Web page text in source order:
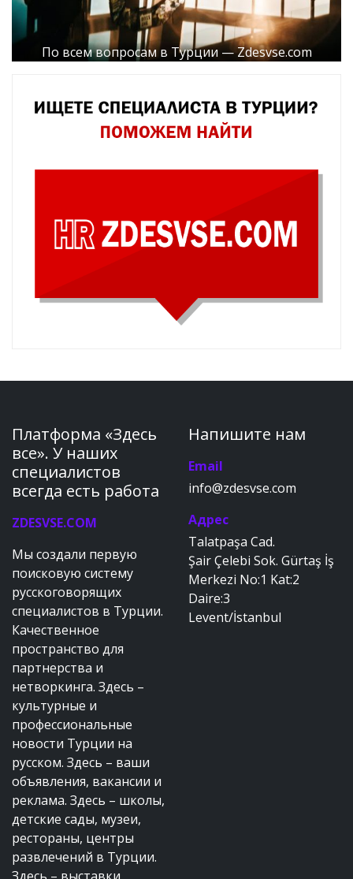
По всем вопросам в Турции — Zdesvse.com
Платформа «Здесь
все». У наших
специалистов
всегда есть работа
ZDESVSE.COM
Мы создали первую
поисковую систему
русскоговорящих
специалистов в Турции.
Качественное
пространство для
партнерства и
нетворкинга. Здесь –
культурные и
профессиональные
новости Турции на
русском. Здесь – ваши
объявления, вакансии и
реклама. Здесь – школы,
детские сады, музеи,
рестораны, центры
развлечений в Турции.
Напишите нам
Email
info@zdesvse.com
Адрес
Talatpaşa Cad.
Şair Çelebi Sok. Gürtaş İş
Merkezi No:1 Kat:2
Daire:3
Levent/İstanbul